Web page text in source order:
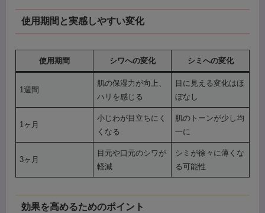
使用期間と実感しやすい変化
使用期間 シワへの変化 シミへの変化
1週間
肌の保湿力が向上、
ハリを感じる
目に見える変化はほ
ぼなし
1ヶ月
小じわが目立ちにく
くなる
肌のトーンが少し均
一に
3ヶ月
目元や口元のシワが
軽減
シミが徐々に薄くな
る可能性
効果を高めるためのポイント